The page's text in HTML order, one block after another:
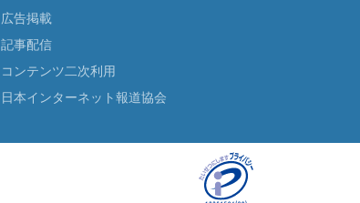
広告掲載
記事配信
コンテンツ二次利用
日本インターネット報道協会